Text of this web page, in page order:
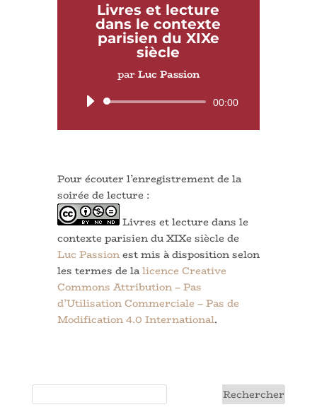
Livres et lecture
dans le contexte
parisien du XIXe
siècle
par Luc Passion
Lecteur
00:00
Pour écouter l’enregistrement de la
soirée de lecture :
Livres et lecture dans le
contexte parisien du XIXe siècle de
Luc Passionest mis à disposition selon
les termes de lalicence Creative
Commons Attribution – Pas
d’Utilisation Commerciale – Pas de
Modification 4.0 International.